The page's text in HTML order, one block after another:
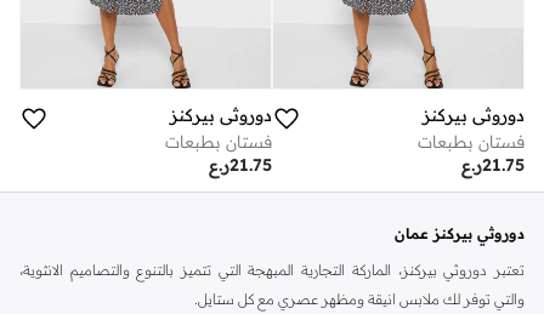
دوروثي بيركنز
فستان بطبعات
ر.ع21.75
دوروثي بيركنز
فستان بطبعات
ر.ع21.75
دوروثي بيركنز عمان
تعتبر دوروثي بيركنز، الماركة التجارية المبهجة التي تتميز بالتنوع والتصاميم الانثوية،
والتي توفر لك ملابس انيقة ومظهر عصري مع كل ستايل.